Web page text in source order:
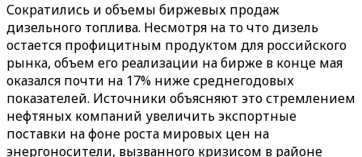
Сократились и объемы биржевых продаж
дизельного топлива. Несмотря на то что дизель
остается профицитным продуктом для российского
рынка, объем его реализации на бирже в конце мая
оказался почти на 17% ниже среднегодовых
показателей. Источники объясняют это стремлением
нефтяных компаний увеличить экспортные
поставки на фоне роста мировых цен на
энергоносители, вызванного кризисом в районе